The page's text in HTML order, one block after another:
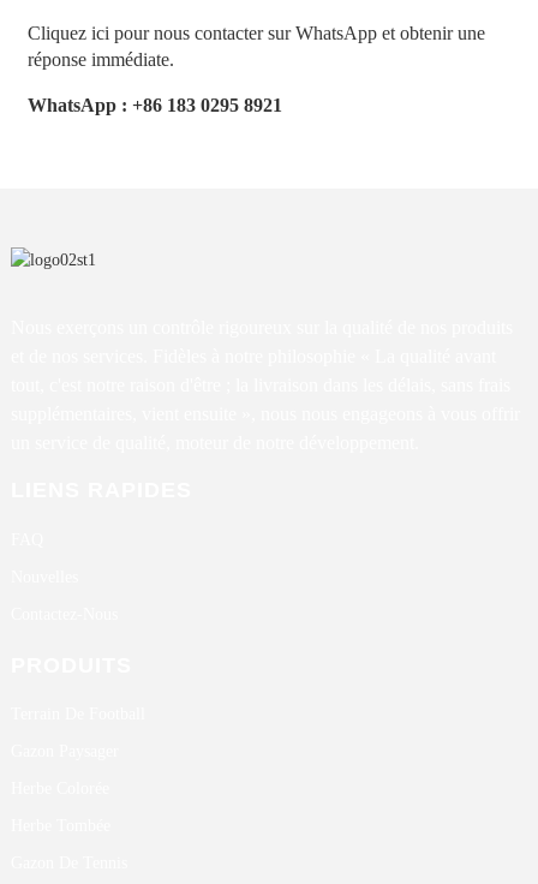
Cliquez ici pour nous contacter sur WhatsApp et obtenir une
réponse immédiate.
WhatsApp : +86 183 0295 8921